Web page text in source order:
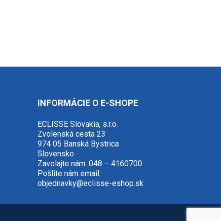
INFORMÁCIE O E-SHOPE
ECLISSE Slovakia, s.r.o.
Zvolenská cesta 23
974 05 Banská Bystrica
Slovensko
Zavolajte nám: 048 – 4160700
Pošlite nám email:
objednavky@eclisse-eshop.sk